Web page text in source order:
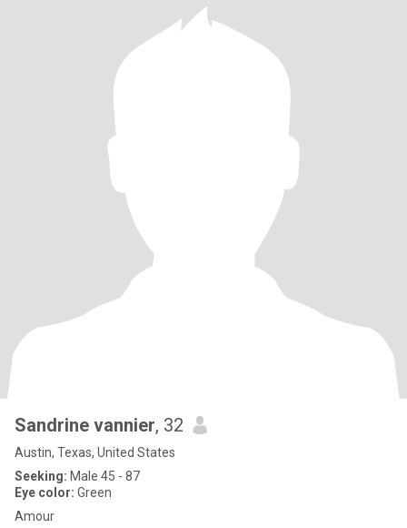
Sandrine vannier, 32
Austin, Texas, United States
Seeking: Male 45 - 87
Eye color: Green
Amour